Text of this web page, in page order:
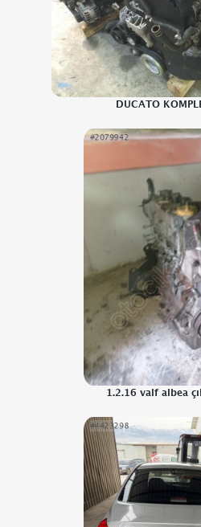
DUCATO
1.2.16 valf albea